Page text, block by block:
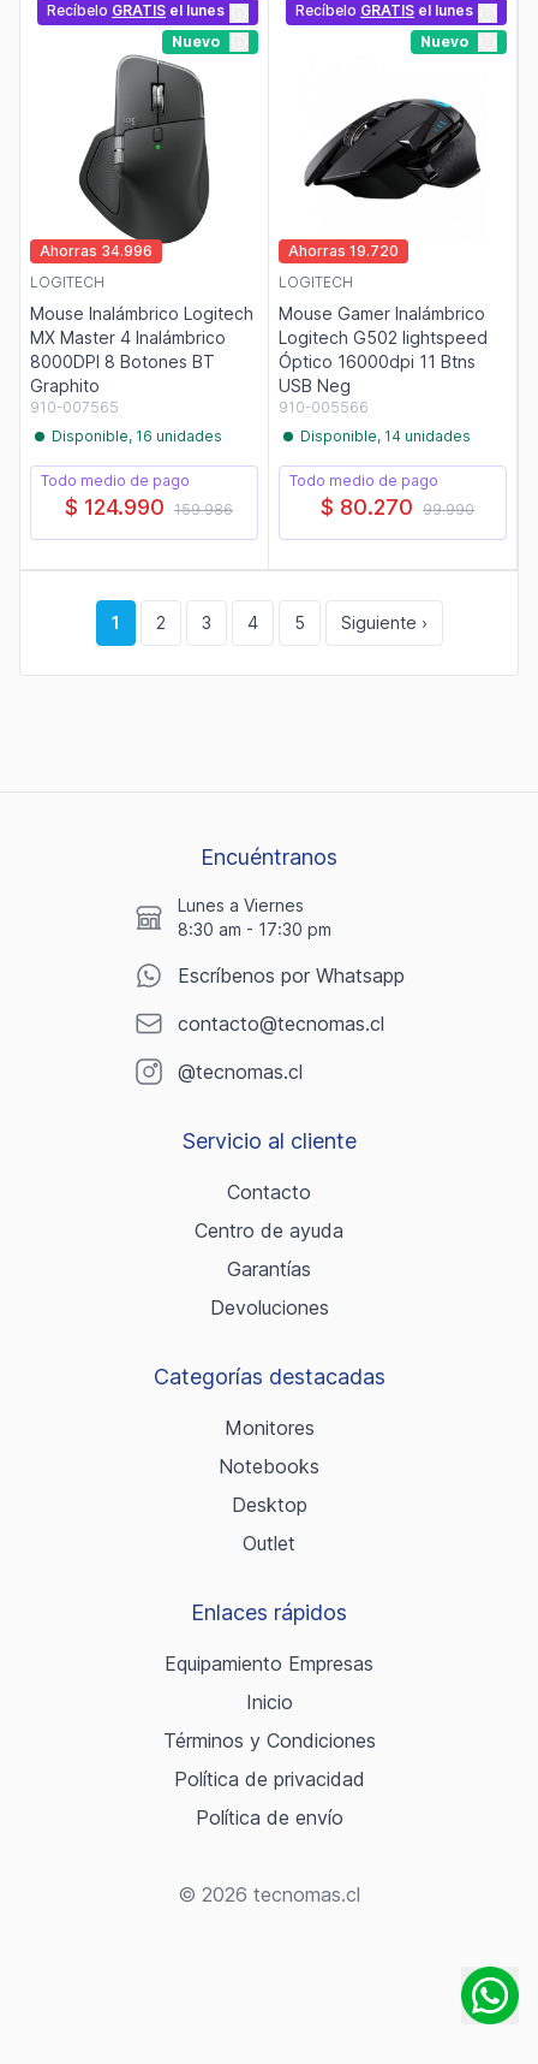
Recíbelo GRATIS el lunes
Nuevo
Ahorras 34.996
LOGITECH
Mouse Inalámbrico Logitech
MX Master 4 Inalámbrico
8000DPI 8 Botones BT
Graphito
910-007565
Disponible, 16 unidades
Todo medio de pago
$ 124.990 159.986
Recíbelo GRATIS el lunes
Nuevo
Ahorras 19.720
LOGITECH
Mouse Gamer Inalámbrico
Logitech G502 lightspeed
Óptico 16000dpi 11 Btns
USB Neg
910-005566
Disponible, 14 unidades
Todo medio de pago
$ 80.270 99.990
1 2 3 4 5 Siguiente ›
Encuéntranos
Lunes a Viernes
8:30 am - 17:30 pm
Escríbenos por Whatsapp
contacto@tecnomas.cl
@tecnomas.cl
Servicio al cliente
Contacto
Centro de ayuda
Garantías
Devoluciones
Categorías destacadas
Monitores
Notebooks
Desktop
Outlet
Enlaces rápidos
Equipamiento Empresas
Inicio
Términos y Condiciones
Política de privacidad
Política de envío
© 2026 tecnomas.cl